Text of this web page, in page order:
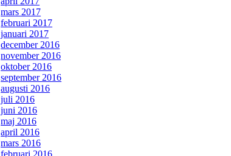
mars 2017
februari 2017
januari 2017
december 2016
november 2016
oktober 2016
september 2016
augusti 2016
juli 2016
juni 2016
maj 2016
april 2016
mars 2016
februari 2016